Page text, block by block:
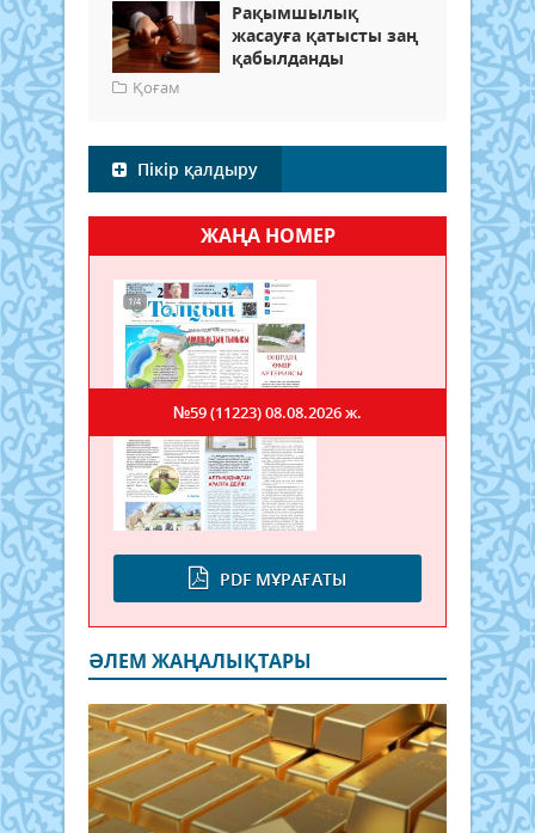
Рақымшылық
жасауға қатысты заң
қабылданды
Қоғам
Пікір қалдыру
ЖАҢА НОМЕР
PDF МҰРАҒАТЫ
№59 (11223)08.08.2026 ж.
ӘЛЕМ ЖАҢАЛЫҚТАРЫ